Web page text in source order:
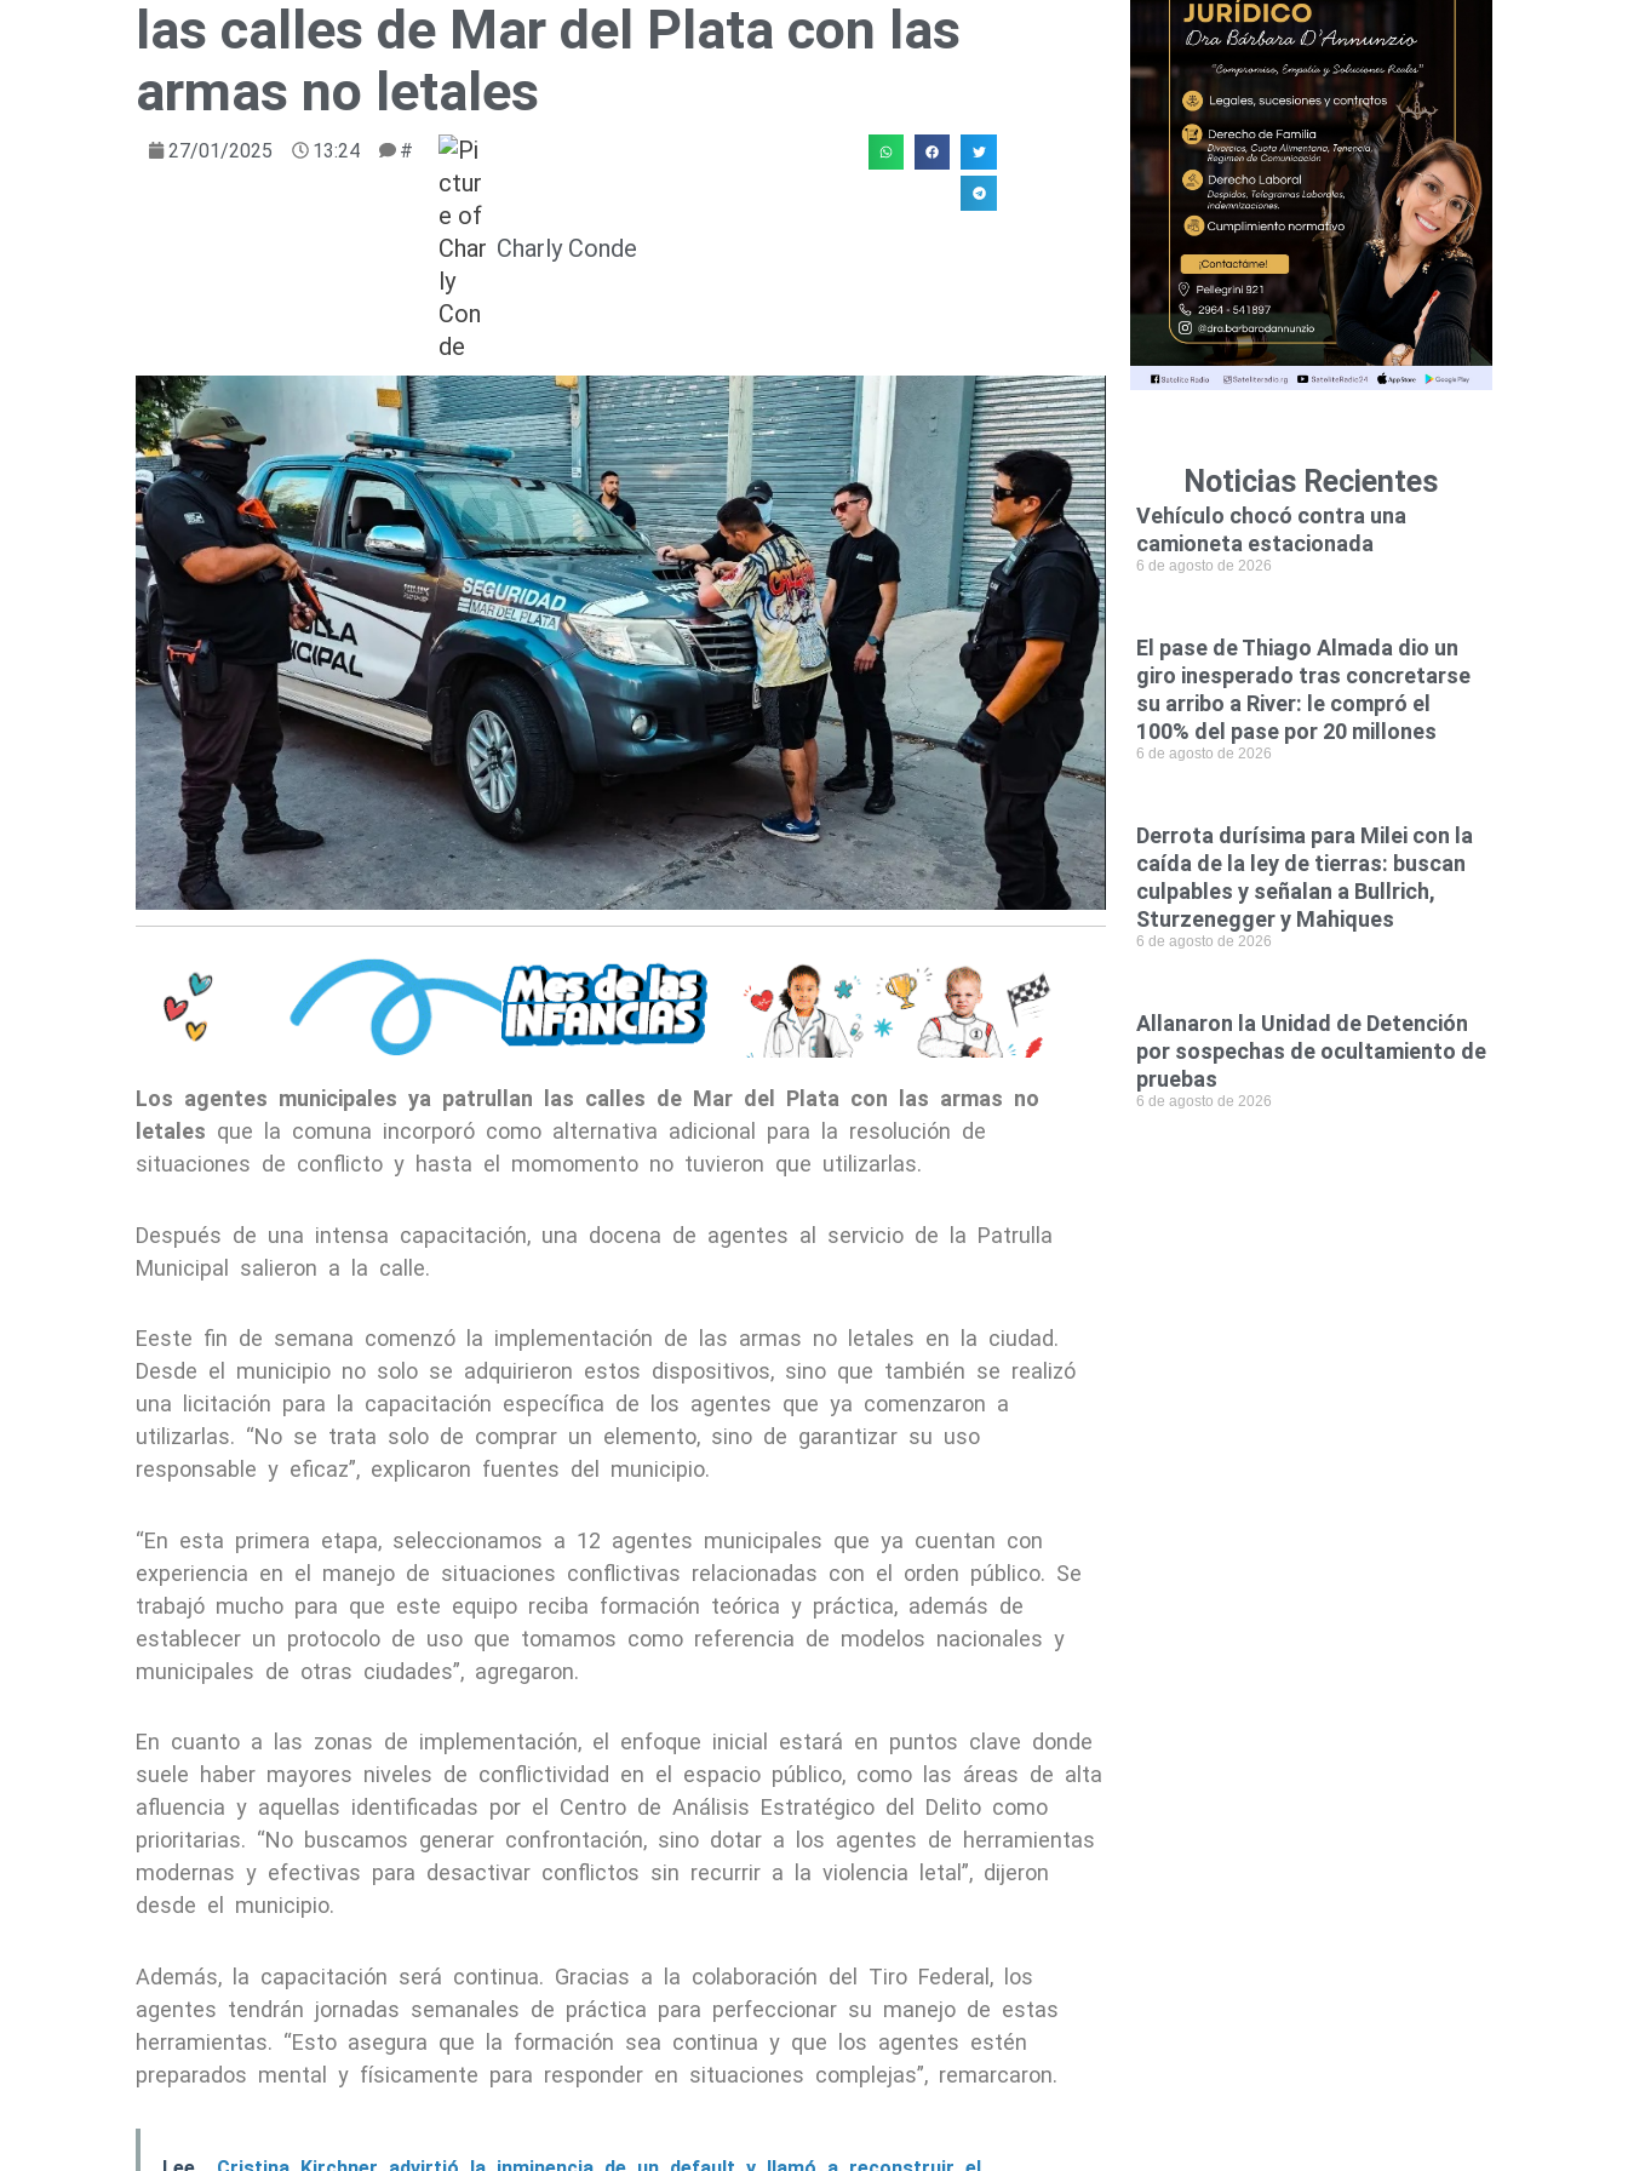
las calles de Mar del Plata con las
armas no letales
27/01/2025 13:24 #
Charly Conde
Los agentes municipales ya patrullan las calles de Mar del Plata con las armas no
letales que la comuna incorporó como alternativa adicional para la resolución de
situaciones de conflicto y hasta el momomento no tuvieron que utilizarlas.
Después de una intensa capacitación, una docena de agentes al servicio de la Patrulla
Municipal salieron a la calle.
Eeste fin de semana comenzó la implementación de las armas no letales en la ciudad.
Desde el municipio no solo se adquirieron estos dispositivos, sino que también se realizó
una licitación para la capacitación específica de los agentes que ya comenzaron a
utilizarlas. “No se trata solo de comprar un elemento, sino de garantizar su uso
responsable y eficaz”, explicaron fuentes del municipio.
“En esta primera etapa, seleccionamos a 12 agentes municipales que ya cuentan con
experiencia en el manejo de situaciones conflictivas relacionadas con el orden público. Se
trabajó mucho para que este equipo reciba formación teórica y práctica, además de
establecer un protocolo de uso que tomamos como referencia de modelos nacionales y
municipales de otras ciudades”, agregaron.
En cuanto a las zonas de implementación, el enfoque inicial estará en puntos clave donde
suele haber mayores niveles de conflictividad en el espacio público, como las áreas de alta
afluencia y aquellas identificadas por el Centro de Análisis Estratégico del Delito como
prioritarias. “No buscamos generar confrontación, sino dotar a los agentes de herramientas
modernas y efectivas para desactivar conflictos sin recurrir a la violencia letal”, dijeron
desde el municipio.
Además, la capacitación será continua. Gracias a la colaboración del Tiro Federal, los
agentes tendrán jornadas semanales de práctica para perfeccionar su manejo de estas
herramientas. “Esto asegura que la formación sea continua y que los agentes estén
preparados mental y físicamente para responder en situaciones complejas”, remarcaron.
Noticias Recientes
Vehículo chocó contra una
camioneta estacionada
6 de agosto de 2026
El pase de Thiago Almada dio un
giro inesperado tras concretarse
su arribo a River: le compró el
100% del pase por 20 millones
6 de agosto de 2026
Derrota durísima para Milei con la
caída de la ley de tierras: buscan
culpables y señalan a Bullrich,
Sturzenegger y Mahiques
6 de agosto de 2026
Allanaron la Unidad de Detención
por sospechas de ocultamiento de
pruebas
6 de agosto de 2026